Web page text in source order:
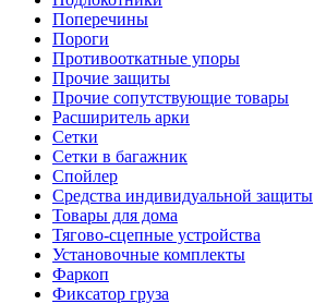
Поперечины
Пороги
Противооткатные упоры
Прочие защиты
Прочие сопутствующие товары
Расширитель арки
Сетки
Сетки в багажник
Спойлер
Средства индивидуальной защиты
Товары для дома
Тягово-сцепные устройства
Установочные комплекты
Фаркоп
Фиксатор груза